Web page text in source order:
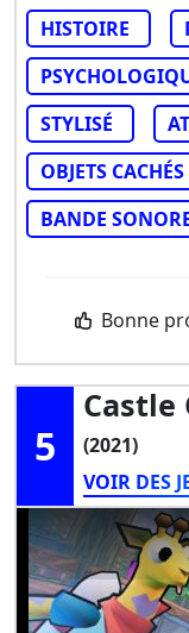
HISTOIRE
STYLISÉ
OBJETS CACHÉS
BANDE
Bonne
5
Castle
(2021)
VOIR DES